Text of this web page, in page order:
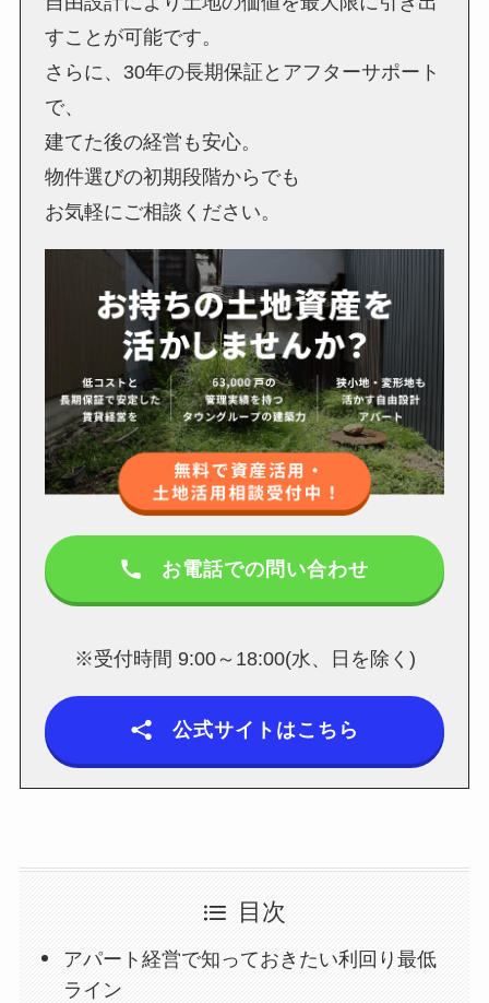
すことが可能です。
さらに、30年の長期保証とアフターサポート
で、
建てた後の経営も安心。
物件選びの初期段階からでも
お気軽にご相談ください。
お電話での問い合わせ
※受付時間 9:00～18:00(水、日を除く)
公式サイトはこちら
目次
アパート経営で知っておきたい利回り最低
ライン